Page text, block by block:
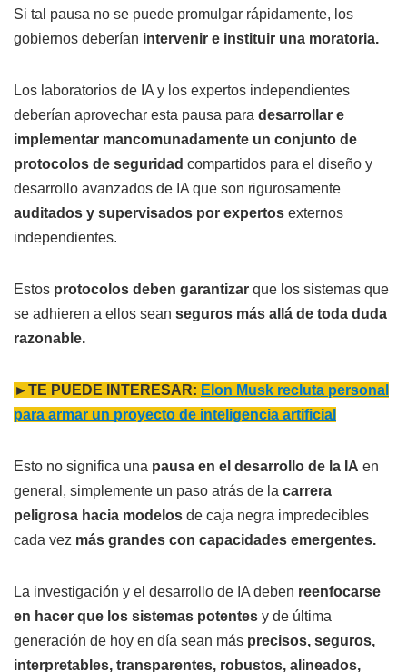
Si tal pausa no se puede promulgar rápidamente, los
gobiernos deberían intervenir e instituir una moratoria.
Los laboratorios de IA y los expertos independientes
deberían aprovechar esta pausa para desarrollar e
implementar mancomunadamente un conjunto de
protocolos de seguridad compartidos para el diseño y
desarrollo avanzados de IA que son rigurosamente
auditados y supervisados por expertos externos
independientes.
Estos protocolos deben garantizar que los sistemas que
se adhieren a ellos sean seguros más allá de toda duda
razonable.
►TE PUEDE INTERESAR: Elon Musk recluta personal
para armar un proyecto de inteligencia artificial
Esto no significa una pausa en el desarrollo de la IA en
general, simplemente un paso atrás de la carrera
peligrosa hacia modelos de caja negra impredecibles
cada vez más grandes con capacidades emergentes.
La investigación y el desarrollo de IA deben reenfocarse
en hacer que los sistemas potentes y de última
generación de hoy en día sean más precisos, seguros,
interpretables, transparentes, robustos, alineados,